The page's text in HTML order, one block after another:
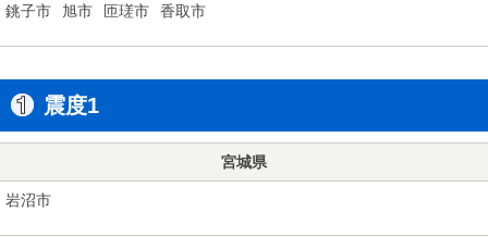
銚子市 旭市 匝瑳市 香取市
震度1
宮城県
岩沼市